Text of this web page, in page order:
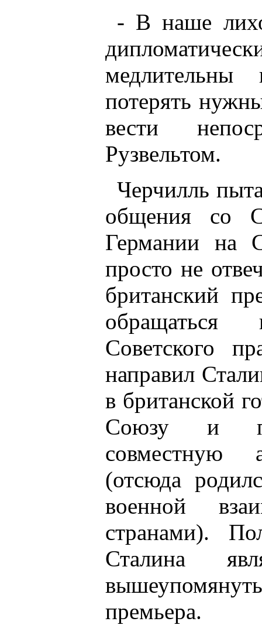
- В наше
медлительны
потерять
вести
Рузвельтом.
Черчилль
общения со
Германии на
просто не
британский
обращаться
Советского
направил
в британской
Союзу и
совместную
(отсюда
военной
странами).
Сталина
премьера.